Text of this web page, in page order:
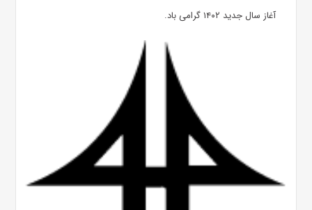
آغاز سال جدید ۱۴۰۲ گرامی باد.